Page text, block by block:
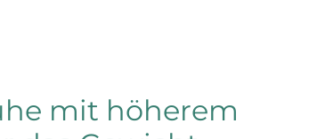
mit höherem